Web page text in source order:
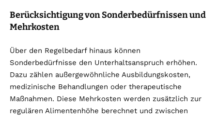
Berücksichtigung von Sonderbedürfnissen und
Mehrkosten
Über den Regelbedarf hinaus können
Sonderbedürfnisse den Unterhaltsanspruch erhöhen.
Dazu zählen außergewöhnliche Ausbildungskosten,
medizinische Behandlungen oder therapeutische
Maßnahmen. Diese Mehrkosten werden zusätzlich zur
regulären Alimentenhöhe berechnet und zwischen